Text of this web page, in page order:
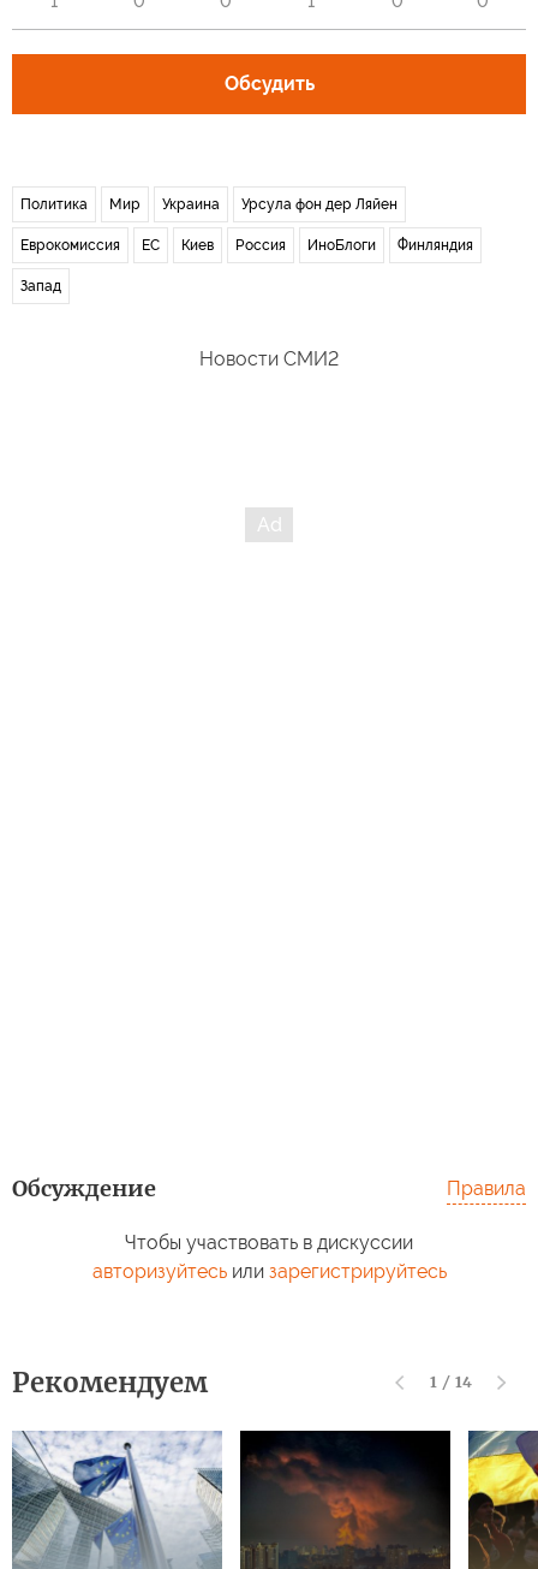
Обсудить
Политика Мир Украина Урсула фон дер Ляйен
Еврокомиссия ЕС Киев Россия ИноБлоги Финляндия
Запад
Новости СМИ2
Обсуждение Правила
Чтобы участвовать в дискуссии
авторизуйтесьили зарегистрируйтесь
Рекомендуем 1 / 14